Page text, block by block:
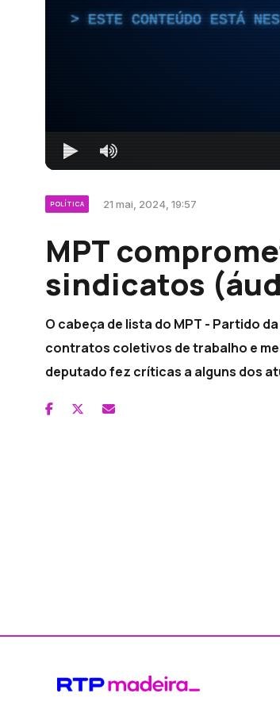
ESTE CONTEÚDO ESTÁ
POLÍTICA 21 mai, 2024, 19:57
MPT
sindicatos
O cabeça de lista do MPT - Partido
contratos coletivos de trabalho e
deputado fez críticas a alguns dos